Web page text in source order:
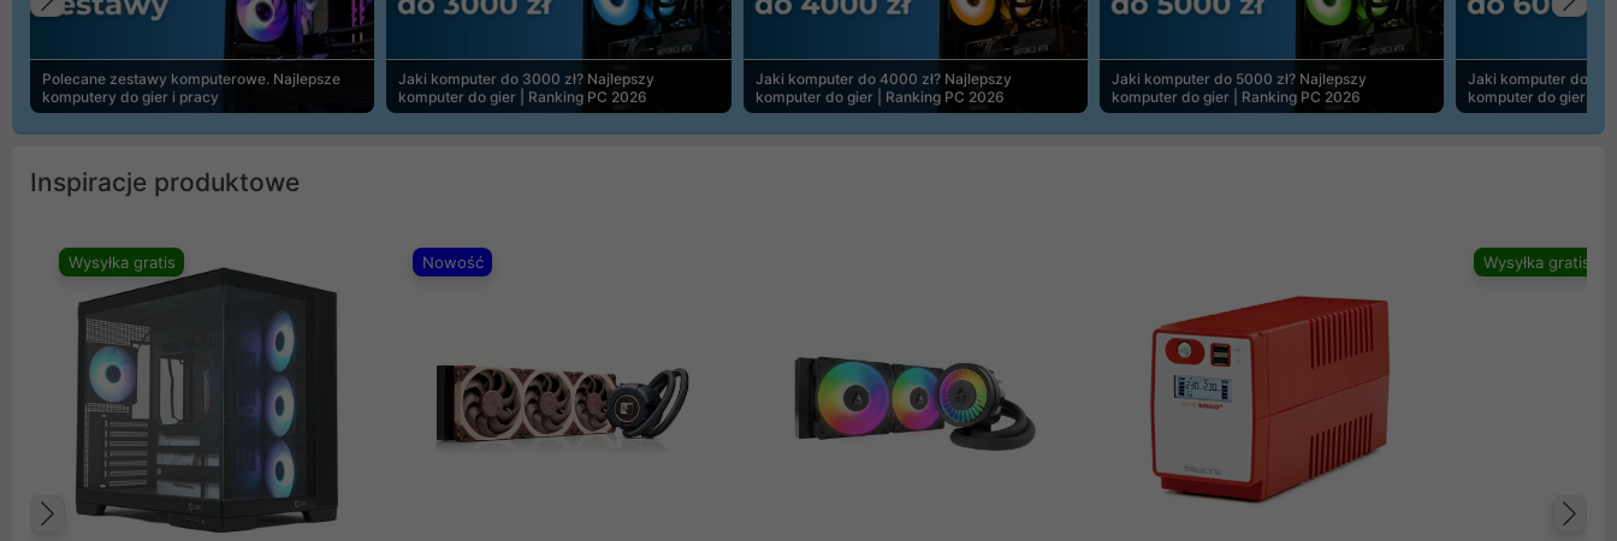
Polecane zestawy komputerowe. Najlepsze
komputery do gier i pracy
Jaki komputer do 3000 zł? Najlepszy
komputer do gier | Ranking PC 2026
Jaki komputer do 4000 zł? Najlepszy
komputer do gier | Ranking PC 2026
Jaki komputer do 5000 zł? Najlepszy
komputer do gier | Ranking PC 2026
Jaki komputer do
komputer do gier |
Poprzedni
Inspiracje produktowe
Wysyłka gratis Nowość Wysyłka gratis